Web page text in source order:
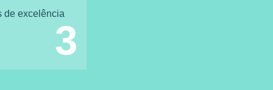
de excelência
3